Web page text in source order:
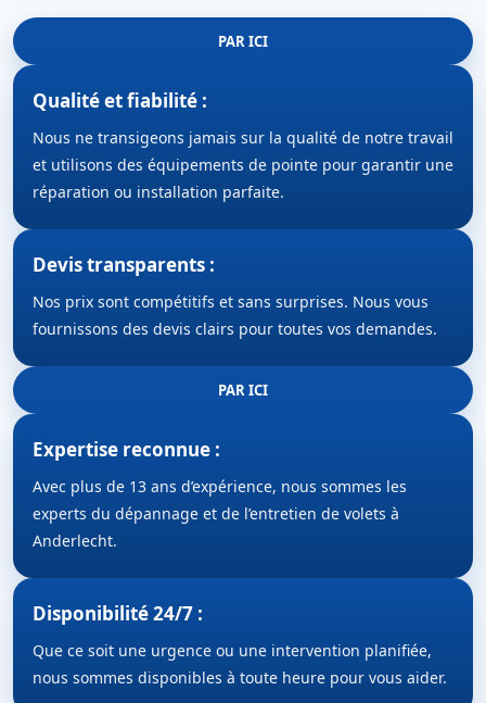
PAR ICI
Qualité et fiabilité :
Nous ne transigeons jamais sur la qualité de notre travail
et utilisons des équipements de pointe pour garantir une
réparation ou installation parfaite.
Devis transparents :
Nos prix sont compétitifs et sans surprises. Nous vous
fournissons des devis clairs pour toutes vos demandes.
PAR ICI
Expertise reconnue :
Avec plus de 13 ans d’expérience, nous sommes les
experts du dépannage et de l’entretien de volets à
Anderlecht.
Disponibilité 24/7 :
Que ce soit une urgence ou une intervention planifiée,
nous sommes disponibles à toute heure pour vous aider.